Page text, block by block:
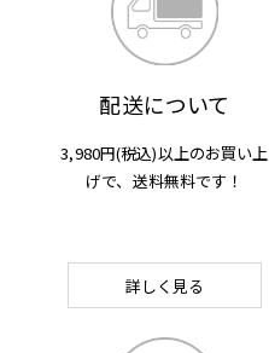
配送について
3,980円(税込)以上のお買い上
げで、 送料無料です！
詳しく見る